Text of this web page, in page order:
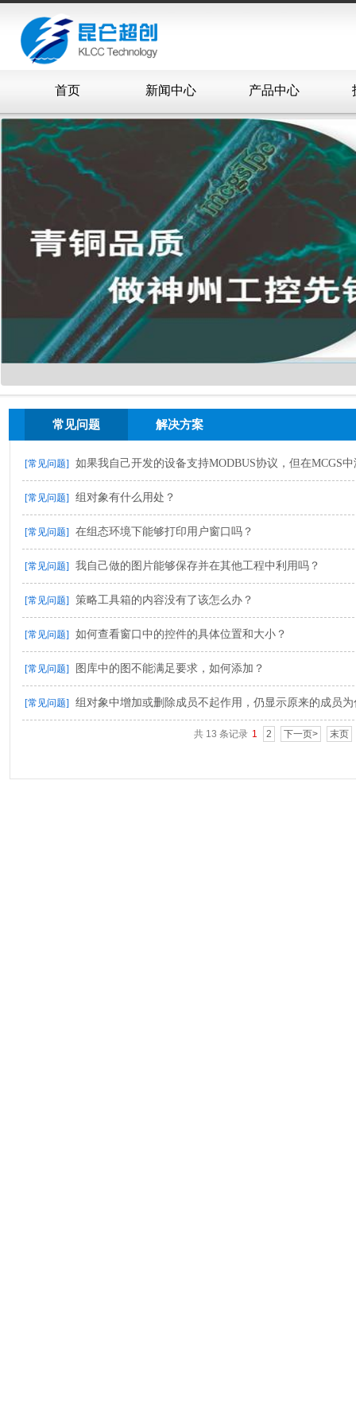
首页 新闻中心 产品中心
常见问题 解决方案
[常见问题] 如果我自己开发的设备支持MODBUS协议，但在MCGS
[常见问题] 组对象有什么用处？
[常见问题] 在组态环境下能够打印用户窗口吗？
[常见问题] 我自己做的图片能够保存并在其他工程中利用吗？
[常见问题] 策略工具箱的内容没有了该怎么办？
[常见问题] 如何查看窗口中的控件的具体位置和大小？
[常见问题] 图库中的图不能满足要求，如何添加？
[常见问题] 组对象中增加或删除成员不起作用，仍显示原来的成员
共 13 条记录 1 2 下一页> 末页